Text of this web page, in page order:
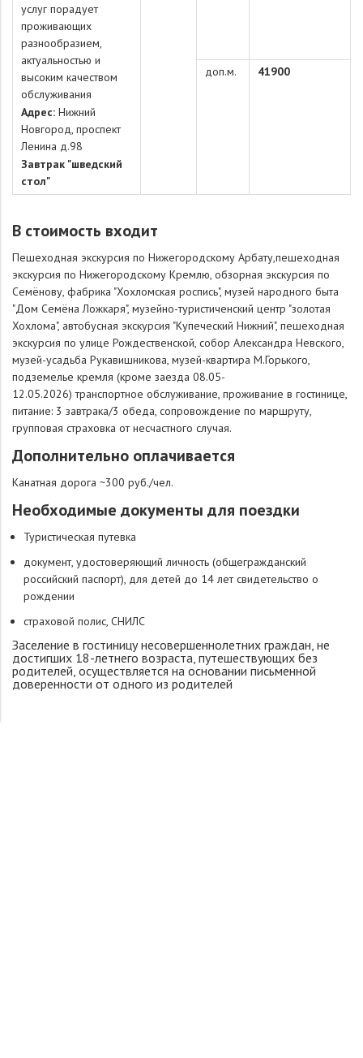
услуг порадует
проживающих
разнообразием,
актуальностью и
высоким качеством
обслуживания
Адрес: Нижний
Новгород, проспект
Ленина д.98
Завтрак "шведский
стол"
доп.м. 41900
В стоимость входит
Пешеходная экскурсия по Нижегородскому Арбату,пешеходная
экскурсия по Нижегородскому Кремлю, обзорная экскурсия по
Семёнову, фабрика "Хохломская роспись", музей народного быта
"Дом Семёна Ложкаря", музейно-туристиченский центр "золотая
Хохлома", автобусная экскурсия "Купеческий Нижний", пешеходная
экскурсия по улице Рождественской, собор Александра Невского,
музей-усадьба Рукавишникова, музей-квартира М.Горького,
подземелье кремля (кроме заезда 08.05-
12.05.2026) транспортное обслуживание, проживание в гостинице,
питание: 3 завтрака/3 обеда, сопровождение по маршруту,
групповая страховка от несчастного случая.
Дополнительно оплачивается
Канатная дорога ~300 руб./чел.
Необходимые документы для поездки
Туристическая путевка
документ, удостоверяющий личность (общегражданский
российский паспорт), для детей до 14 лет свидетельство о
рождении
страховой полис, СНИЛС
Заселение в гостиницу несовершеннолетних граждан, не
достигших 18-летнего возраста, путешествующих без
родителей, осуществляется на основании письменной
доверенности от одного из родителей